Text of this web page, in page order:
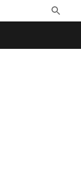
Toggle
Search